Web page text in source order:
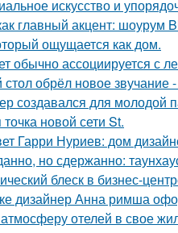
искусство и
главный акцент: шоурум
ощущается как дом.
обычно ассоциируется с
обрёл новое звучание
создавался для молодой
новой сети St.
Гарри Нуриев: дом
но сдержанно:
блеск в бизнес-
дизайнер Анна римша
отелей в свое